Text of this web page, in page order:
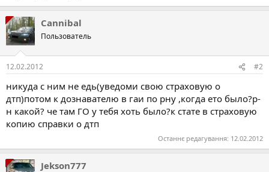
Cannibal
Пользователь
12.02.2012 #2
никуда с ним не едь(уведоми свою страховую о
дтп)потом к дознавателю в гаи по рну ,когда ето было?р-
н какой? че там ГО у тебя хоть было?к стате в страховую
копию справки о дтп
Останнє редагування: 12.02.2012
Jekson777